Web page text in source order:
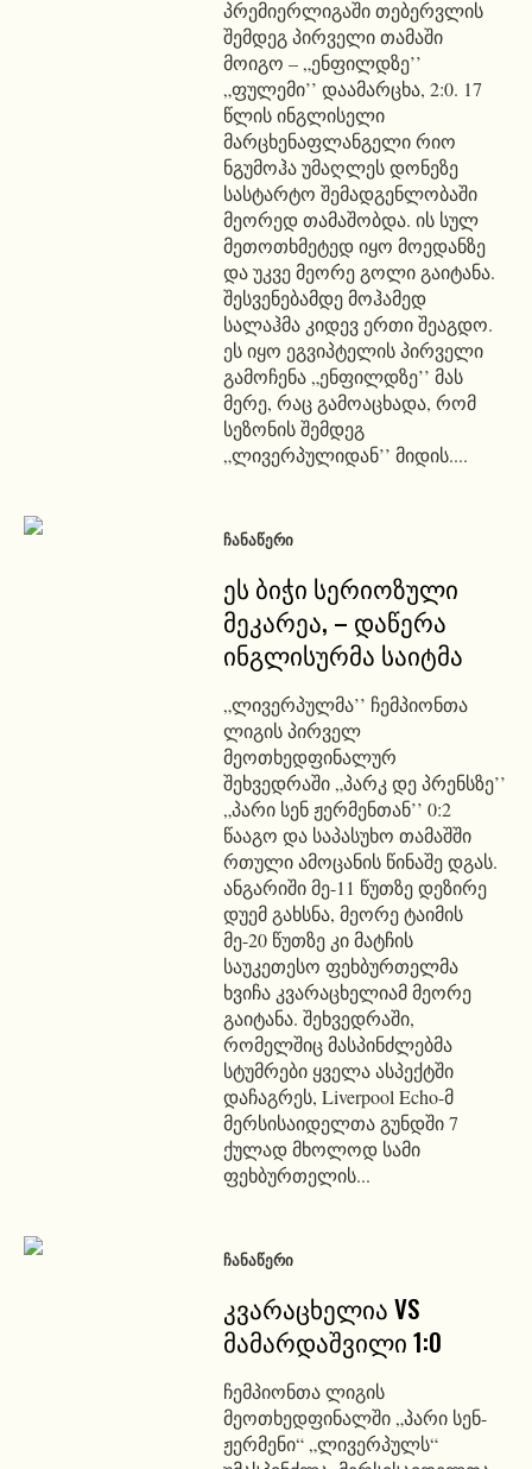
პრემიერლიგაში თებერვლის
შემდეგ პირველი თამაში
მოიგო – „ენფილდზე’’
„ფულემი’’ დაამარცხა, 2:0. 17
წლის ინგლისელი
მარცხენაფლანგელი რიო
ნგუმოჰა უმაღლეს დონეზე
სასტარტო შემადგენლობაში
მეორედ თამაშობდა. ის სულ
მეთოთხმეტედ იყო მოედანზე
და უკვე მეორე გოლი გაიტანა.
შესვენებამდე მოჰამედ
სალაჰმა კიდევ ერთი შეაგდო.
ეს იყო ეგვიპტელის პირველი
გამოჩენა „ენფილდზე’’ მას
მერე, რაც გამოაცხადა, რომ
სეზონის შემდეგ
„ლივერპულიდან’’ მიდის....
ᲩᲐᲜᲐᲬᲔᲠᲘ
ეს ბიჭი სერიოზული
მეკარეა, – დაწერა
ინგლისურმა საიტმა
„ლივერპულმა’’ ჩემპიონთა
ლიგის პირველ
მეოთხედფინალურ
შეხვედრაში „პარკ დე პრენსზე’’
„პარი სენ ჟერმენთან’’ 0:2
წააგო და საპასუხო თამაშში
რთული ამოცანის წინაშე დგას.
ანგარიში მე-11 წუთზე დეზირე
დუემ გახსნა, მეორე ტაიმის
მე-20 წუთზე კი მატჩის
საუკეთესო ფეხბურთელმა
ხვიჩა კვარაცხელიამ მეორე
გაიტანა. შეხვედრაში,
რომელშიც მასპინძლებმა
სტუმრები ყველა ასპექტში
დაჩაგრეს, Liverpool Echo-მ
მერსისაიდელთა გუნდში 7
ქულად მხოლოდ სამი
ფეხბურთელის...
ᲩᲐᲜᲐᲬᲔᲠᲘ
კვარაცხელია VS
მამარდაშვილი 1:0
ჩემპიონთა ლიგის
მეოთხედფინალში „პარი სენ-
ჟერმენი“ „ლივერპულს“